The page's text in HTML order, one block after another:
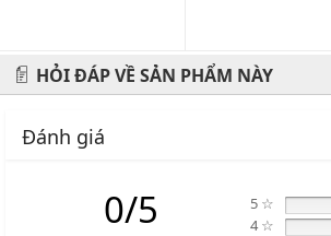
HỎI ĐÁP VỀ SẢN PHẨM NÀY
Đánh giá
0/5 5 ☆
4 ☆